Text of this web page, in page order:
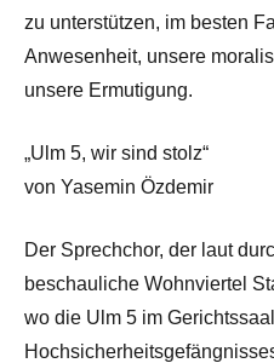
zu unterstützen, im besten
Anwesenheit, unsere
unsere Ermutigung.
„Ulm 5, wir sind stolz“
von Yasemin Özdemir
Der Sprechchor, der laut
beschauliche Wohnviertel
wo die Ulm 5 im